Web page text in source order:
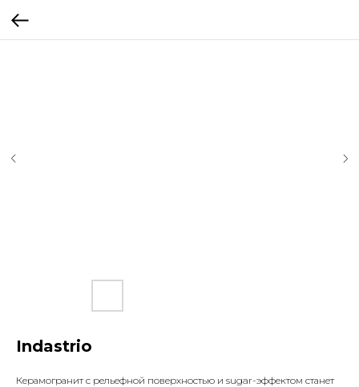
Indastrio
Керамогранит с рельефной поверхностью и sugar-эффектом станет